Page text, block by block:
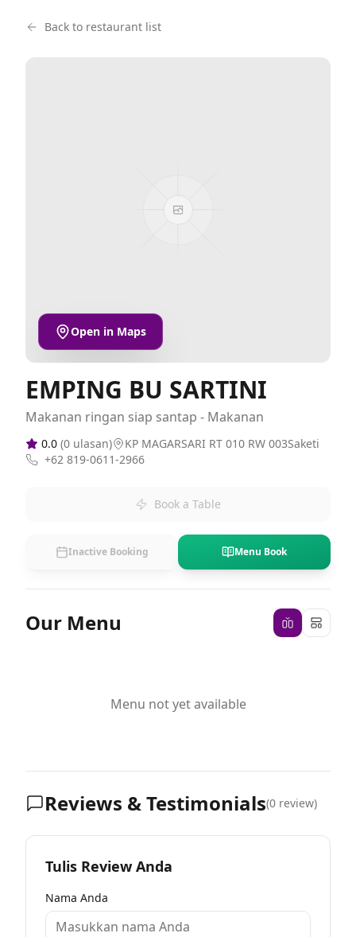
Back to restaurant list
Open in Maps
EMPING BU SARTINI
Makanan ringan siap santap - Makanan
0.0 (0 ulasan)
KP MAGARSARI RT 010 RW 003Saketi
+62 819-0611-2966
Book a Table
Inactive Booking Menu Book
Our Menu
Menu not yet available
Reviews & Testimonials(0 review)
Tulis Review Anda
Nama Anda